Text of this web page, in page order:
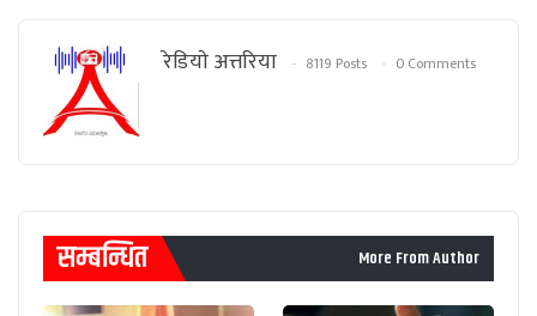
रेडियाे अत्तरिया 8119 Posts 0 Comments
सम्बन्धित More From Author